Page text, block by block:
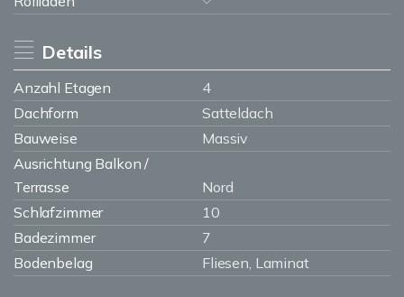
Details
Anzahl Etagen
4
Dachform
Satteldach
Bauweise
Massiv
Ausrichtung Balkon /
Terrasse
Nord
Schlafzimmer
10
Badezimmer
7
Bodenbelag
Fliesen, Laminat